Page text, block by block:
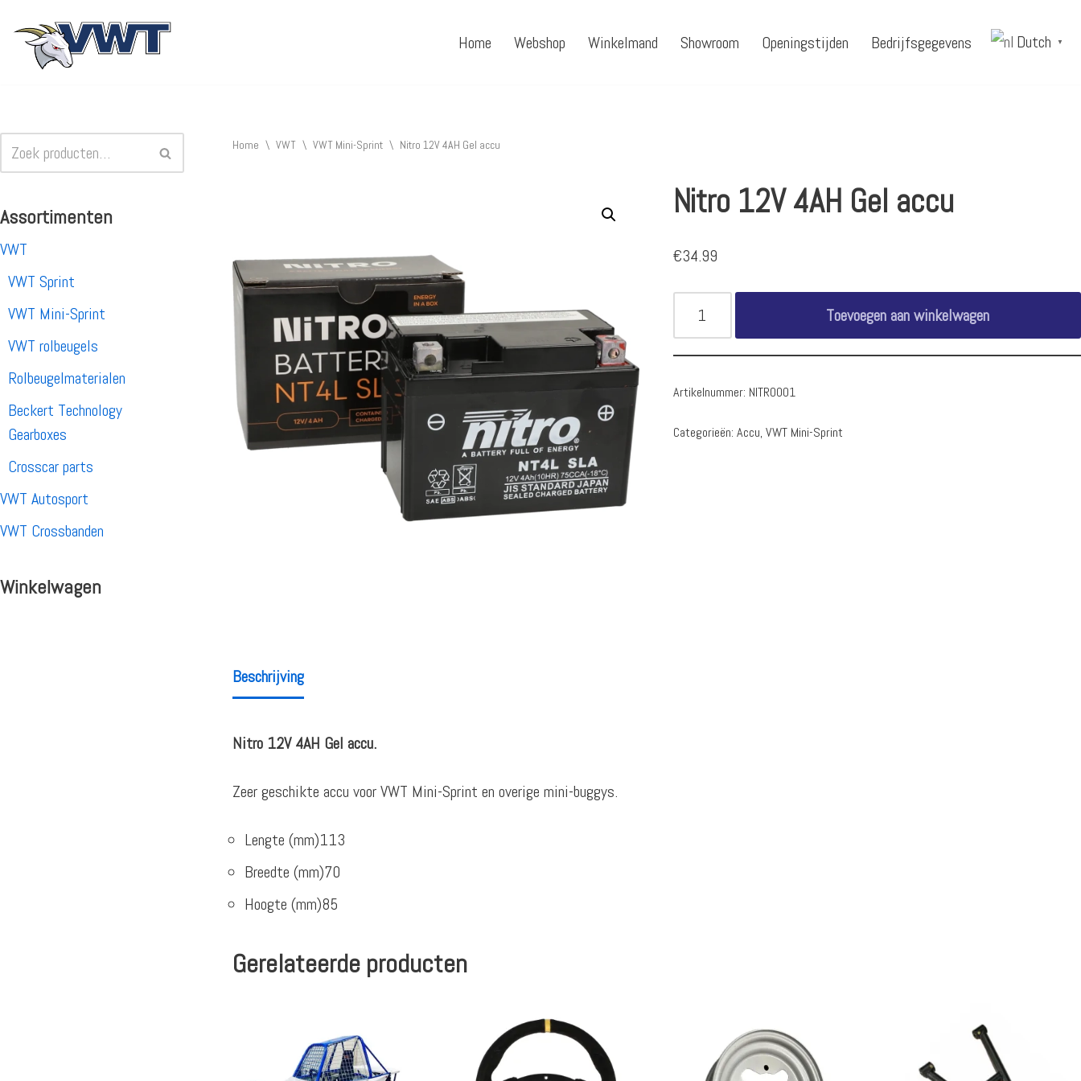
Ga
Home Webshop Winkelmand Showroom Openingstijden Bedrijfsgegevens Dutch ▼
Assortimenten
VWT
VWT Sprint
VWT Mini-Sprint
VWT rolbeugels
Rolbeugelmaterialen
Beckert Technology
Gearboxes
Crosscar parts
VWT Autosport
VWT Crossbanden
Winkelwagen
Home \ VWT \ VWT Mini-Sprint \ Nitro 12V 4AH Gel accu
Nitro 12V 4AH Gel accu
€34.99
Toevoegen aan winkelwagen
Artikelnummer: NITRO001
Categorieën:Accu,VWT Mini-Sprint
Beschrijving
Nitro 12V 4AH Gel accu.
Zeer geschikte accu voor VWT Mini-Sprint en overige mini-buggys.
Lengte (mm)113
Breedte (mm)70
Hoogte (mm)85
Gerelateerde producten